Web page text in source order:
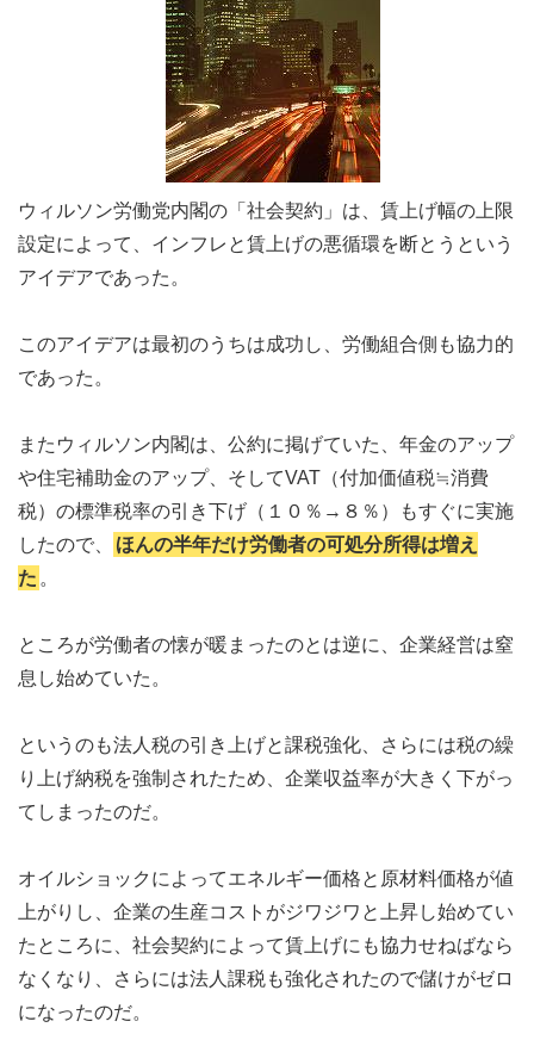
ウィルソン労働党内閣の「社会契約」は、賃上げ幅の上限
設定によって、インフレと賃上げの悪循環を断とうという
アイデアであった。
このアイデアは最初のうちは成功し、労働組合側も協力的
であった。
またウィルソン内閣は、公約に掲げていた、年金のアップ
や住宅補助金のアップ、そしてVAT（付加価値税≒消費
税）の標準税率の引き下げ（１０％→８％）もすぐに実施
したので、
ほんの半年だけ労働者の可処分所得は増え
た 。
ところが労働者の懐が暖まったのとは逆に、企業経営は窒
息し始めていた。
というのも法人税の引き上げと課税強化、さらには税の繰
り上げ納税を強制されたため、企業収益率が大きく下がっ
てしまったのだ。
オイルショックによってエネルギー価格と原材料価格が値
上がりし、企業の生産コストがジワジワと上昇し始めてい
たところに、社会契約によって賃上げにも協力せねばなら
なくなり、さらには法人課税も強化されたので儲けがゼロ
になったのだ。